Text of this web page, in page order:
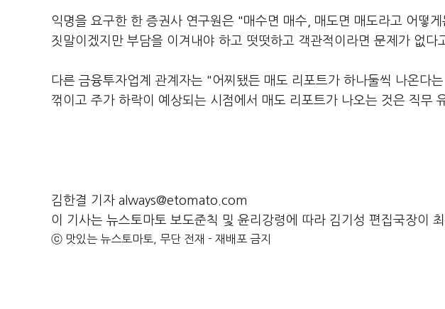
익명을 요구한 한 증권사 연구원은 "매수면 매수, 매도면 매도라고 어떻
짓말이겠지만 부담을 이겨내야 하고 떳떳하고 객관적이라면 문제가 없다
다른 금융투자업계 관계자는 "어찌됐든 매도 리포트가 하나둘씩 나온다
꺾이고 주가 하락이 예상되는 시점에서 매도 리포트가 나오는 것은 직무
김한결 기자 always@etomato.com
이 기사는 뉴스토마토 보도준칙 및 윤리강령에 따라 김기성 편집국장이
ⓒ 맛있는 뉴스토마토, 무단 전재 - 재배포 금지